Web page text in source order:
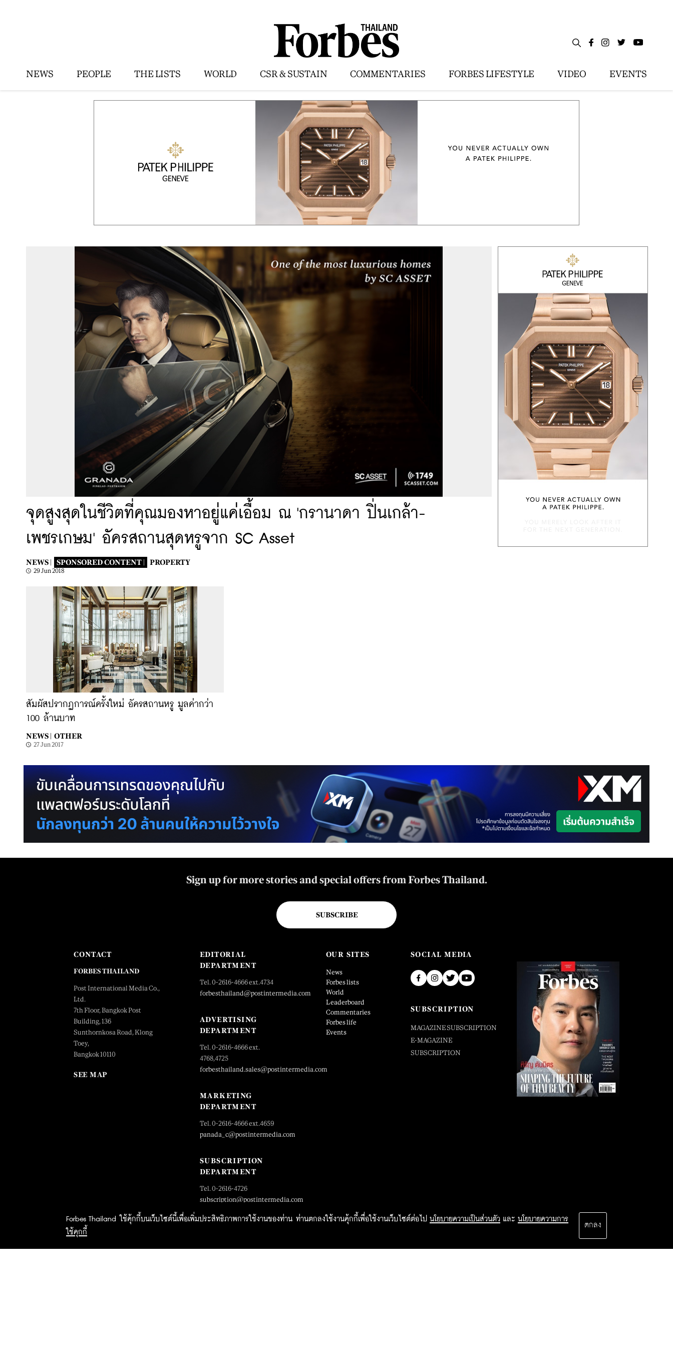
NEWS PEOPLE THE LISTS WORLD CSR & SUSTAIN COMMENTARIES FORBES LIFESTYLE VIDEO EVENTS
จุดสูงสุดในชีวิตที่คุณมองหาอยู่แค่เอื้อม ณ 'กรานาดา ปิ่นเกล้า-
เพชรเกษม' อัครสถานสุดหรูจาก SC Asset
NEWS | SPONSORED CONTENT | PROPERTY
29 Jun 2018
สัมผัสปรากฏการณ์ครั้งใหม่ อัครสถานหรู มูลค่ากว่า
100 ล้านบาท
NEWS | OTHER
27 Jun 2017
Forbes Thailand ใช้คุ้กกี้บนเว็บไซต์นี้เพื่อเพิ่มประสิทธิภาพการใช้งานของท่าน ท่านตกลงใช้งานคุ้กกี้เพื่อใช้งานเว็บไซต์ต่อไป นโยบายความเป็นส่วนตัว และ นโยบายความการ
ใช้คุกกี้
ตกลง
Sign up for more stories and special offers from Forbes Thailand.
SUBSCRIBE
CONTACT
FORBES THAILAND
Post International Media Co.,
Ltd.
7th Floor, Bangkok Post
Building, 136
Sunthornkosa Road, Klong
Toey,
Bangkok 10110
SEE MAP
EDITORIAL
DEPARTMENT
Tel. 0-2616-4666 ext.4734
forbesthailand@postintermedia.com
ADVERTISING
DEPARTMENT
Tel. 0-2616-4666 ext.
4768,4725
forbesthailand.sales@postintermedia.com
MARKETING
DEPARTMENT
Tel. 0-2616-4666 ext.4659
panada_c@postintermedia.com
SUBSCRIPTION
DEPARTMENT
Tel. 0-2616-4726
subscription@postintermedia.com
OUR SITES
News
Forbes lists
World
Leaderboard
Commentaries
Forbes life
Events
SOCIAL MEDIA
SUBSCRIPTION
MAGAZINE SUBSCRIPTION
E-MAGAZINE
SUBSCRIPTION